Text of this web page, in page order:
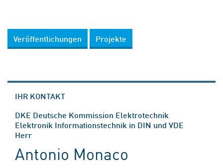
Veröffentlichungen Projekte
IHR KONTAKT
DKE Deutsche Kommission Elektrotechnik
Elektronik Informationstechnik in DIN und VDE
Herr
Antonio Monaco